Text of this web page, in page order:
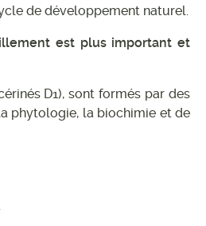
de développement naturel.
est plus important et
D1), sont formés par des
phytologie, la biochimie et de